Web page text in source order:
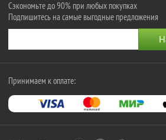
Сэкономьте до 90% при любых покупках
Подпишитесь на самые выгодные предложения
Принимаем к оплате: